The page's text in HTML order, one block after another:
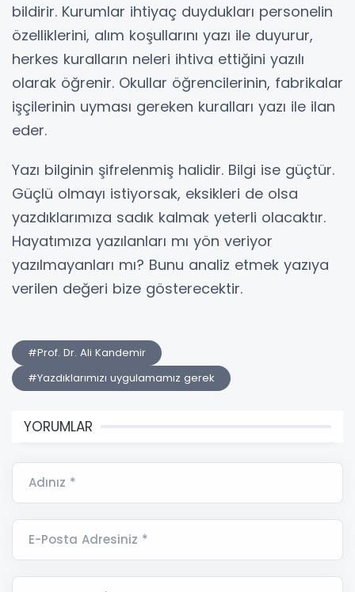
bildirir. Kurumlar ihtiyaç duydukları personelin
özelliklerini, alım koşullarını yazı ile duyurur,
herkes kuralların neleri ihtiva ettiğini yazılı
olarak öğrenir. Okullar öğrencilerinin, fabrikalar
işçilerinin uyması gereken kuralları yazı ile ilan
eder.
Yazı bilginin şifrelenmiş halidir. Bilgi ise güçtür.
Güçlü olmayı istiyorsak, eksikleri de olsa
yazdıklarımıza sadık kalmak yeterli olacaktır.
Hayatımıza yazılanları mı yön veriyor
yazılmayanları mı? Bunu analiz etmek yazıya
verilen değeri bize gösterecektir.
#Prof. Dr. Ali Kandemir
#Yazdıklarımızı uygulamamız gerek
YORUMLAR
Adınız *
E-Posta Adresiniz *